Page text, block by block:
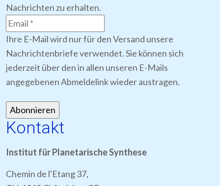
Nachrichten zu erhalten.
Ihre E-Mail wird nur für den Versand unsere
Nachrichtenbriefe verwendet. Sie können sich
jederzeit über den in allen unseren E-Mails
angegebenen Abmeldelink wieder austragen.
Kontakt
Institut für Planetarische Synthese
Chemin de l'Etang 37,